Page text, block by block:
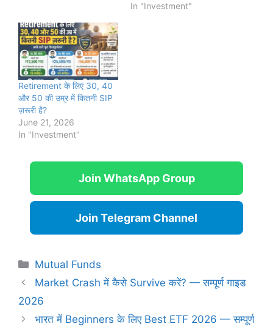
In "Investment"
Retirement के लिए 30, 40
और 50 की उम्र में कितनी SIP
ज़रूरी है?
June 21, 2026
In "Investment"
Join WhatsApp Group
Join Telegram Channel
Categories
Mutual Funds
Market Crash में कैसे Survive करें? — सम्पूर्ण गाइड
2026
भारत में Beginners के लिए Best ETF 2026 — सम्पूर्ण